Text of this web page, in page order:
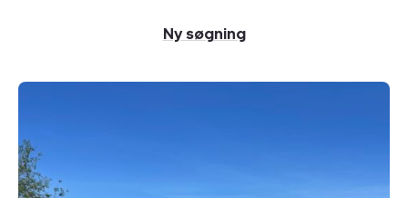
Ny søgning
23B,
3400
Hillerød